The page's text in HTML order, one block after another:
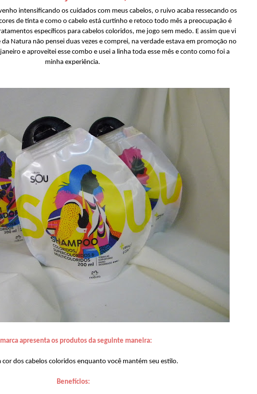
intensificando os cuidados com meus cabelos, o ruivo acaba ressecando os
de tinta e como o cabelo está curtinho e retoco todo mês a preocupação é
específicos para cabelos coloridos, me jogo sem medo. E assim que vi
Natura não pensei duas vezes e comprei, na verdade estava em promoção no
e aproveitei esse combo e usei a linha toda esse mês e conto como foi a
minha experiência.
apresenta os produtos da seguinte maneira:
cor dos cabelos coloridos enquanto você mantém seu estilo.
Benefícios: